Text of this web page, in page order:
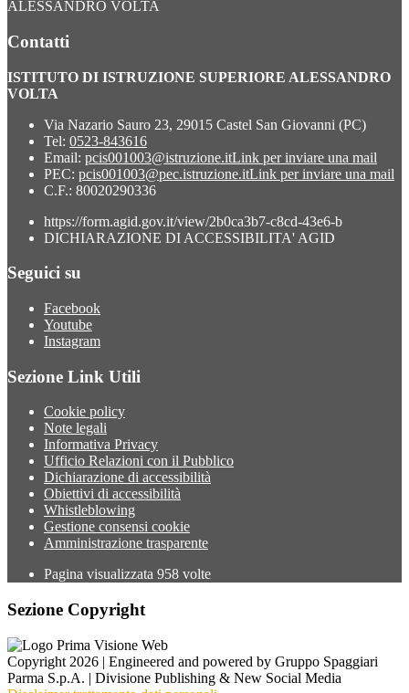
ALESSANDRO VOLTA
Contatti
ISTITUTO DI ISTRUZIONE SUPERIORE ALESSANDRO
VOLTA
Via Nazario Sauro 23, 29015 Castel San Giovanni (PC)
Tel: 0523-843616
Email: pcis001003@istruzione.itLink per inviare una mail
PEC: pcis001003@pec.istruzione.itLink per inviare una mail
C.F.: 80020290336
https://form.agid.gov.it/view/2b0ca3b7-c8cd-43e6-b
DICHIARAZIONE DI ACCESSIBILITA' AGID
Seguici su
Facebook
Youtube
Instagram
Sezione Link Utili
Cookie policy
Note legali
Informativa Privacy
Ufficio Relazioni con il Pubblico
Dichiarazione di accessibilità
Obiettivi di accessibilità
Whistleblowing
Gestione consensi cookie
Amministrazione trasparente
Pagina visualizzata 958 volte
Sezione Copyright
Copyright 2026 | Engineered and powered by Gruppo Spaggiari
Parma S.p.A. | Divisione Publishing & New Social Media